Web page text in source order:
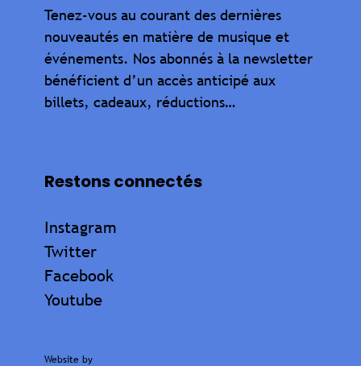
Tenez-vous au courant des dernières
nouveautés en matière de musique et
événements. Nos abonnés à la newsletter
bénéficient d’un accès anticipé aux
billets, cadeaux, réductions…
Restons connectés
Instagram
Twitter
Facebook
Youtube
Website by